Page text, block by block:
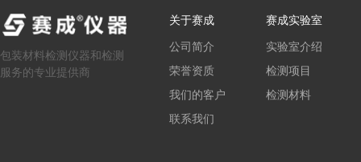
包装材料检测仪器和检测
服务的专业提供商
关于赛成
公司简介
荣誉资质
我们的客户
联系我们
赛成实验室
实验室介绍
检测项目
检测材料